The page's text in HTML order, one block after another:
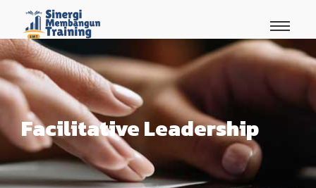
Facilitative Leadership